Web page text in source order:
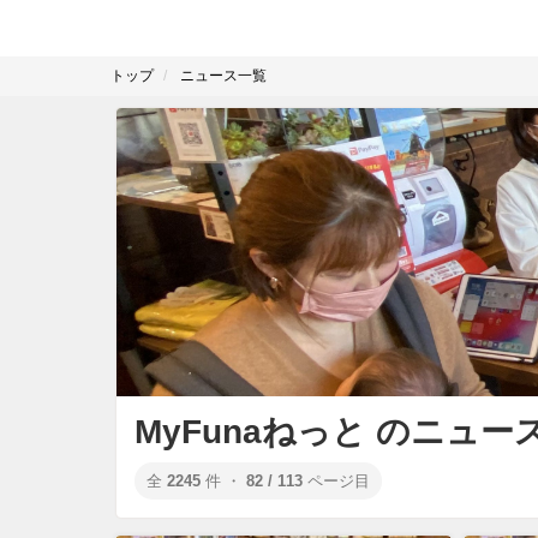
トップ ニュース一覧
MyFunaねっと のニュー
全 2245 件 ・ 82 / 113 ページ目